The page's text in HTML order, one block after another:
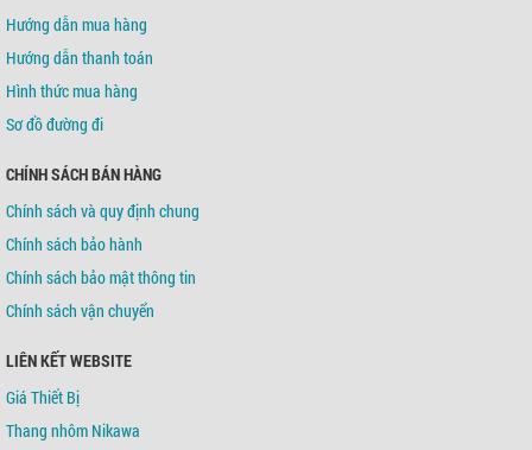
Hướng dẫn mua hàng
Hướng dẫn thanh toán
Hình thức mua hàng
Sơ đồ đường đi
CHÍNH SÁCH BÁN HÀNG
Chính sách và quy định chung
Chính sách bảo hành
Chính sách bảo mật thông tin
Chính sách vận chuyển
LIÊN KẾT WEBSITE
Giá Thiết Bị
Thang nhôm Nikawa